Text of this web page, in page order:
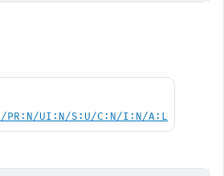
PR:N/UI:N/S:U/C:N/I:N/A:L